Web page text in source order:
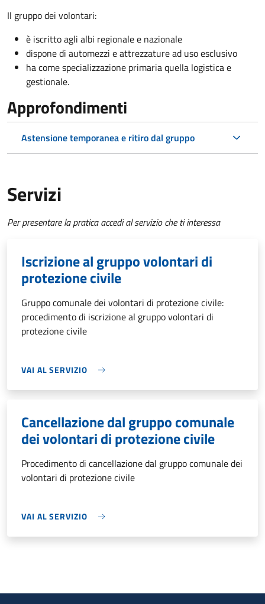
Il gruppo dei volontari:
è iscritto agli albi regionale e nazionale
dispone di automezzi e attrezzature ad uso esclusivo
ha come specializzazione primaria quella logistica e
gestionale.
Approfondimenti
Astensione temporanea e ritiro dal gruppo
Servizi
Per presentare la pratica accedi al servizio che ti interessa
Iscrizione al gruppo volontari di
protezione civile
Gruppo comunale dei volontari di protezione civile:
procedimento di iscrizione al gruppo volontari di
protezione civile
VAI AL SERVIZIO
Cancellazione dal gruppo comunale
dei volontari di protezione civile
Procedimento di cancellazione dal gruppo comunale dei
volontari di protezione civile
VAI AL SERVIZIO